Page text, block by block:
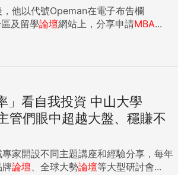
他以代號Opeman在電子布告欄
及留學論壇網站上，分享申請MBA...
」看自我投資 中山大學
管們眼中超越大盤、穩賺不
家開設不同主題講座和經驗分享，每年
牌論壇 、全球大勢論壇等大型研討會...